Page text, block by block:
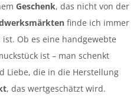
Geschenk, das nicht von der
finde ich immer
Ob es eine handgewebte
ist – man schenkt
Liebe, die in die Herstellung
, das wertgeschätzt wird.